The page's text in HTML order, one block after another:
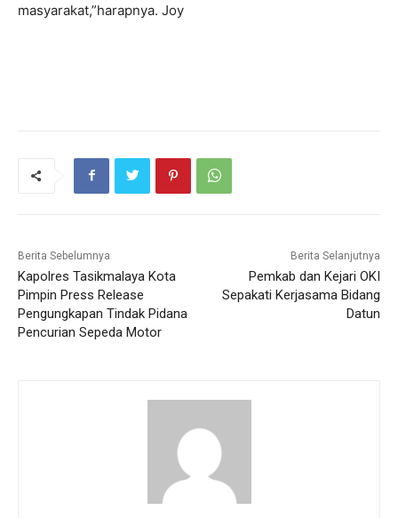
masyarakat,”harapnya. Joy
Berita Sebelumnya
Kapolres Tasikmalaya Kota
Pimpin Press Release
Pengungkapan Tindak Pidana
Pencurian Sepeda Motor
Berita Selanjutnya
Pemkab dan Kejari OKI
Sepakati Kerjasama Bidang
Datun